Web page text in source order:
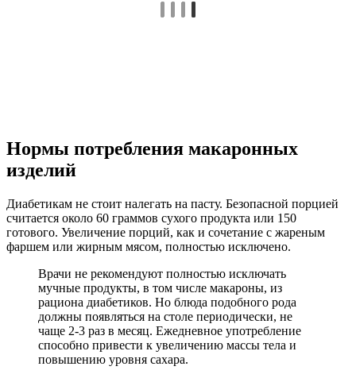
Нормы потребления макаронных
изделий
Диабетикам не стоит налегать на пасту. Безопасной порцией
считается около 60 граммов сухого продукта или 150
готового. Увеличение порций, как и сочетание с жареным
фаршем или жирным мясом, полностью исключено.
Врачи не рекомендуют полностью исключать
мучные продукты, в том числе макароны, из
рациона диабетиков. Но блюда подобного рода
должны появляться на столе периодически, не
чаще 2-3 раз в месяц. Ежедневное употребление
способно привести к увеличению массы тела и
повышению уровня сахара.